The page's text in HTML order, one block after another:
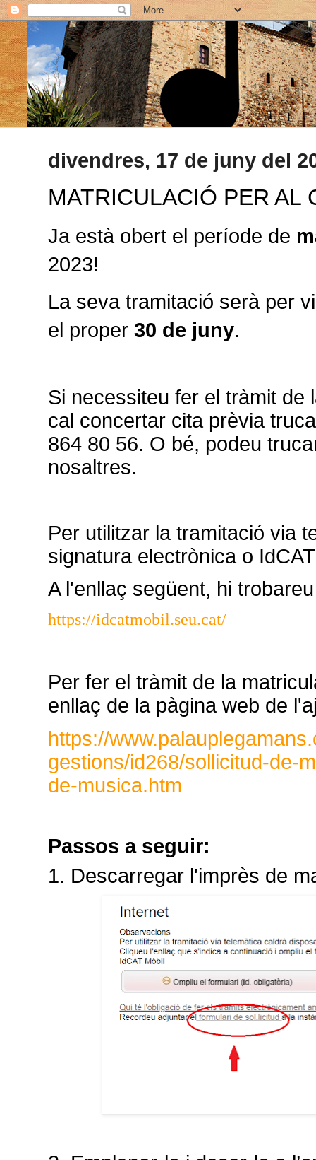
divendres, 17 de juny del
MATRICULACIÓ PER AL
Ja està obert el període de
2023!
La seva tramitació serà per
el proper 30 de juny.
Si necessiteu fer el tràmit
cal concertar cita prèvia
864 80 56. O bé, podeu
nosaltres.
Per utilitzar la tramitació via
signatura electrònica o
A l'enllaç següent, hi
https://idcatmobil.seu.cat/
Per fer el tràmit de la
enllaç de la pàgina web de
https://
gestions/id268/sollicitud-de-
de-musica.htm
Passos a seguir:
1. Descarregar l'imprès de